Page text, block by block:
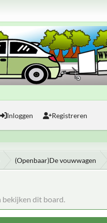
Inloggen Registreren
(Openbaar)De vouwwagen
bekijken dit board.